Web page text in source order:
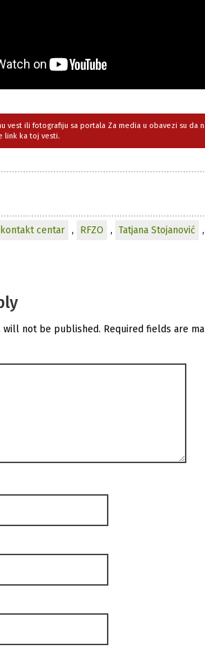
vest ili fotografiju sa portala Za media u obavezi su da
link ka toj vesti.
centar , RFZO , Tatjana Stojanović ,
will not be published. Required fields are